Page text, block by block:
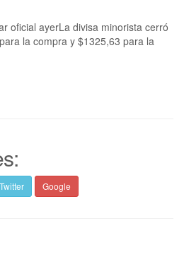
oficial ayerLa divisa minorista cerró
la compra y $1325,63 para la
Twitter Google